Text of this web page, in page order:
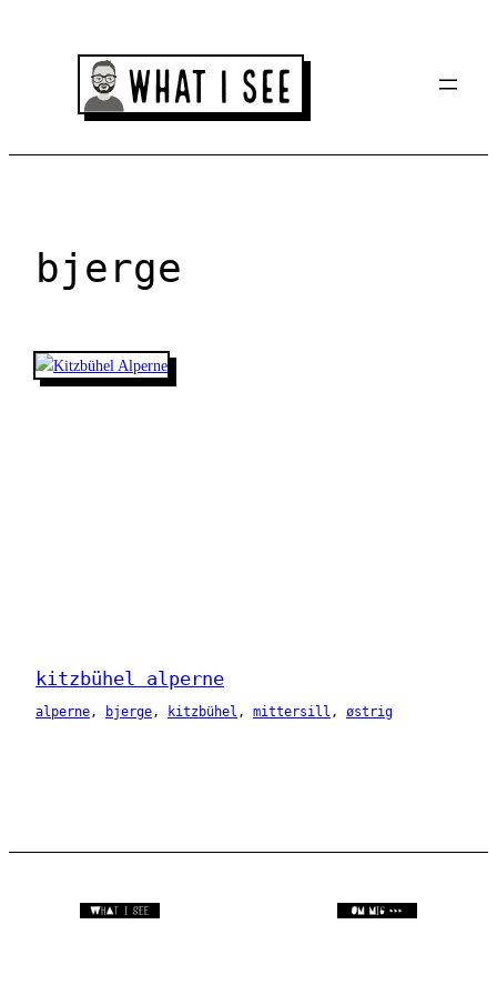
bjerge
kitzbühel alperne
alperne , bjerge , kitzbühel , mittersill , østrig